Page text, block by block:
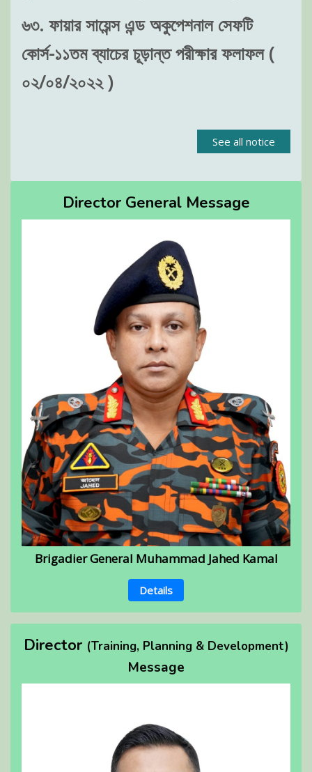
৬৩. ফায়ার সায়েন্স এন্ড অকুপেশনাল সেফটি
কোর্স-১১তম ব্যাচের চূড়ান্ত পরীক্ষার ফলাফল (
০২/০৪/২০২২ )
See all notice
Director General Message
Brigadier General Muhammad Jahed Kamal
Details
Director (Training, Planning & Development)
Message